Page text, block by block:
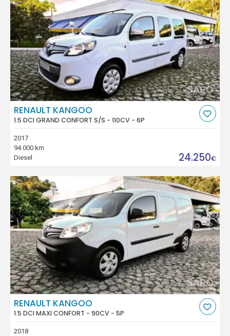
RENAULT KANGOO
1.5 DCI GRAND CONFORT S/S - 110CV - 6P
2017
94.000 km
Diesel
24.250€
RENAULT KANGOO
1.5 DCI MAXI CONFORT - 90CV - 5P
2018